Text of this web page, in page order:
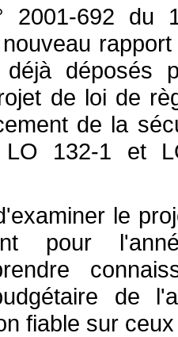
2001-692 du
déposés
de loi de
de la
LO 132-1 et
le
pour
de
fiable sur